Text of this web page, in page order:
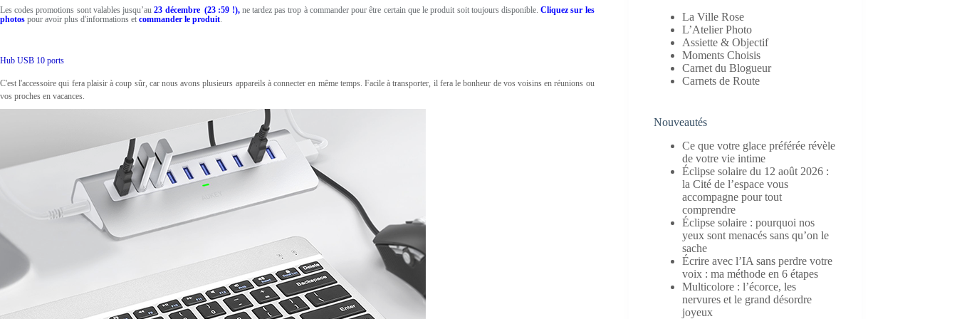
Les codes promotions sont valables jusqu’au23 décembre (23 :59 !),ne tardez pas trop à commander pour être certain que le produit soit toujours disponible.Cliquez sur les
photos pour avoir plus d'informations et commander le produit
Hub USB 10 ports
C'est l'accessoire qui fera plaisir à coup sûr, car nous avons plusieurs appareils à connecter en même temps. Facile à transporter, il fera le bonheur de vos voisins en réunions ou
vos proches en vacances.
La Ville Rose
L’Atelier Photo
Assiette & Objectif
Moments Choisis
Carnet du Blogueur
Carnets de Route
Nouveautés
Ce que votre glace préférée révèle
de votre vie intime
Éclipse solaire du 12 août 2026 :
la Cité de l’espace vous
accompagne pour tout
comprendre
Éclipse solaire : pourquoi nos
yeux sont menacés sans qu’on le
sache
Écrire avec l’IA sans perdre votre
voix : ma méthode en 6 étapes
Multicolore : l’écorce, les
nervures et le grand désordre
joyeux